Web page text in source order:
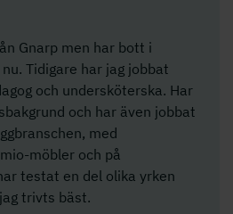
Gnarp men har bott i
Tidigare har jag jobbat
och undersköterska. Har
och har även jobbat
med
möbler och på
testat en del olika yrken
trivts bäst.